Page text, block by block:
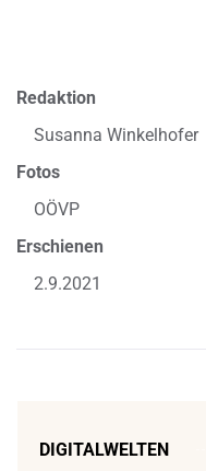
Redaktion
Susanna Winkelhofer
Fotos
OÖVP
Erschienen
2.9.2021
DIGITALWELTEN